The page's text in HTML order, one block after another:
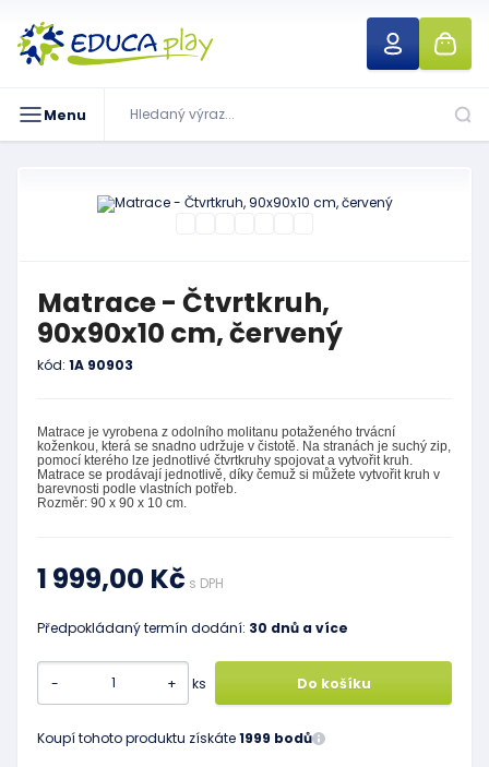
Menu
Matrace - Čtvrtkruh,
90x90x10 cm, červený
kód: 1A 90903
Matrace je vyrobena z odolního molitanu potaženého trvácní
koženkou, která se snadno udržuje v čistotě. Na stranách je suchý zip,
pomocí kterého lze jednotlivé čtvrtkruhy spojovat a vytvořit kruh.
Matrace se prodávají jednotlivě, díky čemuž si můžete vytvořit kruh v
barevnosti podle vlastních potřeb.
Rozměr: 90 x 90 x 10 cm.
1 999,00 Kč s DPH
Předpokládaný termín dodání: 30 dnů a více
- + ks Do košíku
Koupí tohoto produktu získáte1999 bodů